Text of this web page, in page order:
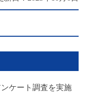
ケート調査を実施